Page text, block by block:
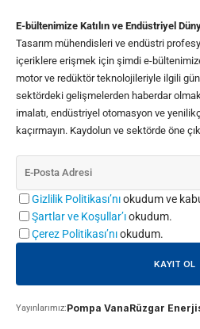
E-bültenimize Katılın ve Endüstriyel
Tasarım mühendisleri ve endüstri
içeriklere erişmek için şimdi e-
motor ve redüktör teknolojileriyle ilgili
sektördeki gelişmelerden haberdar
imalatı, endüstriyel otomasyon ve
kaçırmayın. Kaydolun ve sektörde öne
Gizlilik Politikası’nıokudum ve
Şartlar ve Koşullar’ıokudum.
Çerez Politikası’nıokudum.
Yayınlarımız:Pompa VanaRüzgar